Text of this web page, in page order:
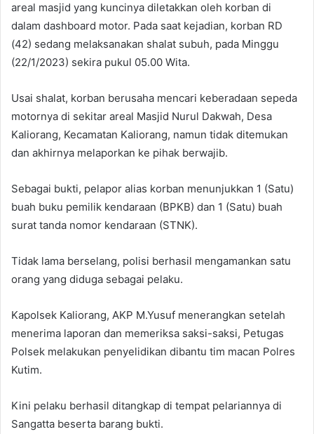
areal masjid yang kuncinya diletakkan oleh korban di
dalam dashboard motor. Pada saat kejadian, korban RD
(42) sedang melaksanakan shalat subuh, pada Minggu
(22/1/2023) sekira pukul 05.00 Wita.
Usai shalat, korban berusaha mencari keberadaan sepeda
motornya di sekitar areal Masjid Nurul Dakwah, Desa
Kaliorang, Kecamatan Kaliorang, namun tidak ditemukan
dan akhirnya melaporkan ke pihak berwajib.
Sebagai bukti, pelapor alias korban menunjukkan 1 (Satu)
buah buku pemilik kendaraan (BPKB) dan 1 (Satu) buah
surat tanda nomor kendaraan (STNK).
Tidak lama berselang, polisi berhasil mengamankan satu
orang yang diduga sebagai pelaku.
Kapolsek Kaliorang, AKP M.Yusuf menerangkan setelah
menerima laporan dan memeriksa saksi-saksi, Petugas
Polsek melakukan penyelidikan dibantu tim macan Polres
Kutim.
Kini pelaku berhasil ditangkap di tempat pelariannya di
Sangatta beserta barang bukti.